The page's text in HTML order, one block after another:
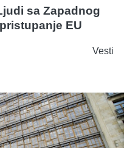
sa Zapadnog
EU
Vesti